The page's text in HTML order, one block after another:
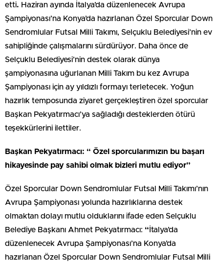
etti. Haziran ayında İtalya’da düzenlenecek Avrupa
Şampiyonası’na Konya’da hazırlanan Özel Sporcular Down
Sendromlular Futsal Milli Takımı, Selçuklu Belediyesi’nin ev
sahipliğinde çalışmalarını sürdürüyor. Daha önce de
Selçuklu Belediyesi’nin destek olarak dünya
şampiyonasına uğurlanan Milli Takım bu kez Avrupa
Şampiyonası için ay yıldızlı formayı terletecek. Yoğun
hazırlık temposunda ziyaret gerçekleştiren özel sporcular
Başkan Pekyatırmacı’ya sağladığı desteklerden ötürü
teşekkürlerini ilettiler.
Başkan Pekyatırmacı: “ Özel sporcularımızın bu başarı
hikayesinde pay sahibi olmak bizleri mutlu ediyor”
Özel Sporcular Down Sendromlular Futsal Milli Takımı’nın
Avrupa Şampiyonası yolunda hazırlıklarına destek
olmaktan dolayı mutlu olduklarını ifade eden Selçuklu
Belediye Başkanı Ahmet Pekyatırmacı: “ İtalya’da
düzenlenecek Avrupa Şampiyonası’na Konya’da
hazırlanan Özel Sporcular Down Sendromlular Futsal Milli